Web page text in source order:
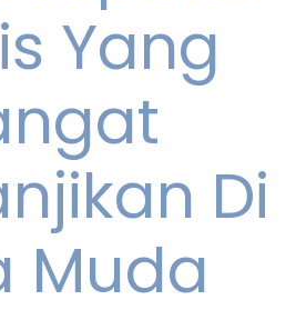
Yang
Di
Muda